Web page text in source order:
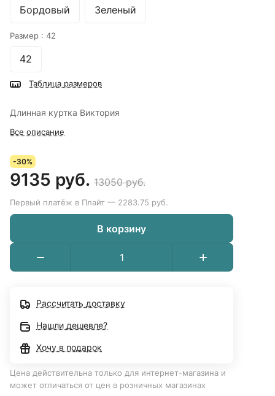
Бордовый Зеленый
Размер : 42
42
Таблица размеров
Длинная куртка Виктория
Все описание
-30%
9135 руб. 13050 руб.
Первый платёж в Плайт — 2283.75 руб.
В корзину
Рассчитать доставку
Нашли дешевле?
Хочу в подарок
Цена действительна только для интернет-магазина и
может отличаться от цен в розничных магазинах